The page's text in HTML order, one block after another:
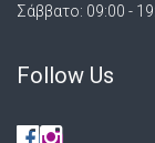
Σάββατο: 09:00 -
Follow Us